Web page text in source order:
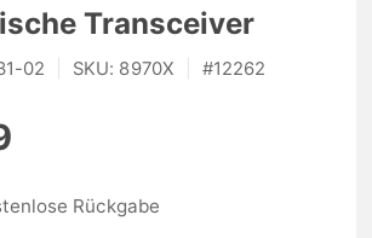
Transceiver
02 SKU: 8970X #12262
Rückgabe